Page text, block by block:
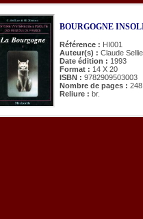
BOURGOGNE
Référence : HI001
Auteur(s) : Claude
Date édition : 1993
Format : 14 X 20
ISBN : 9782909503003
Nombre de pages : 248
Reliure : br.